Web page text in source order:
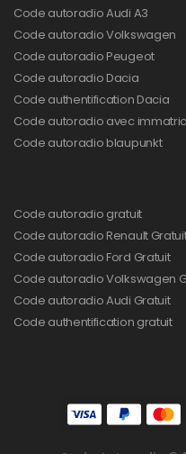
Code autoradio Audi A3
Code autoradio Volkswagen
Code autoradio Peugeot
Code autoradio Dacia
Code authentification Dacia
Code autoradio avec
Code autoradio blaupunkt
Code autoradio gratuit
Code autoradio Renault
Code autoradio Ford Gratuit
Code autoradio Volkswagen
Code autoradio Audi Gratuit
Code authentification gratuit